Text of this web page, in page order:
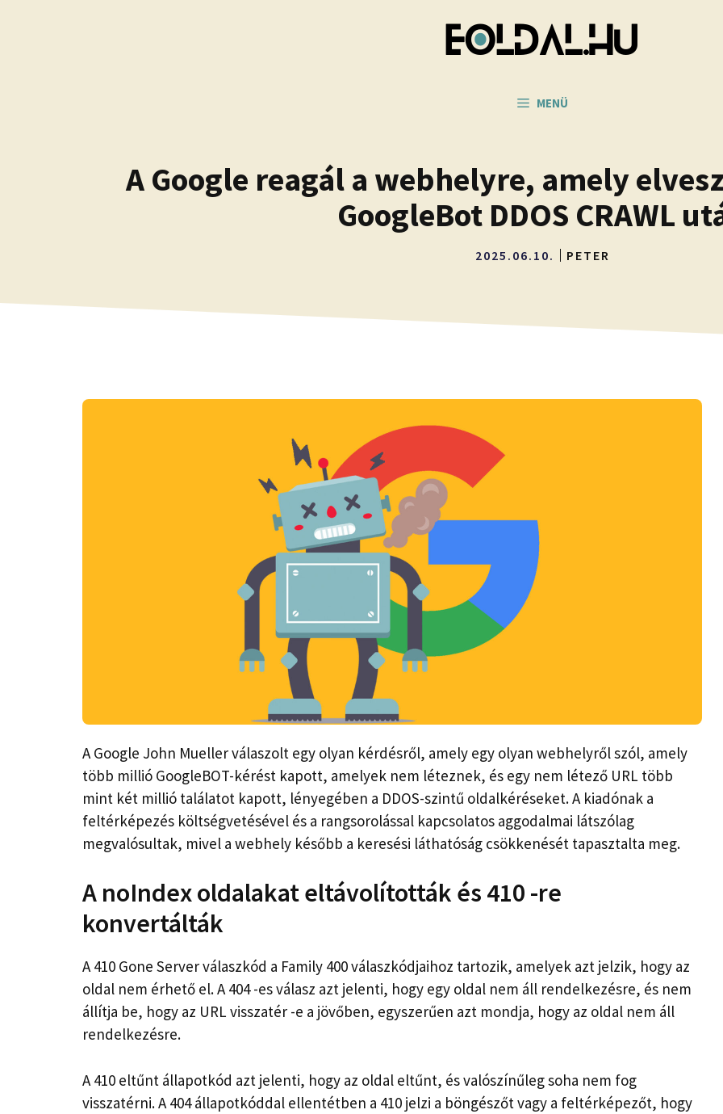
MENÜ
A Google reagál a webhelyre, amely
GoogleBot DDOS CRAWL
2025.06.10. PETER
A Google John Mueller válaszolt egy olyan kérdésről, amely egy olyan webhelyről szól, amely
több millió GoogleBOT-kérést kapott, amelyek nem léteznek, és egy nem létező URL több
mint két millió találatot kapott, lényegében a DDOS-szintű oldalkéréseket. A kiadónak a
feltérképezés költségvetésével és a rangsorolással kapcsolatos aggodalmai látszólag
megvalósultak, mivel a webhely később a keresési láthatóság csökkenését tapasztalta meg.
A noIndex oldalakat eltávolították és 410 -re
konvertálták
A 410 Gone Server válaszkód a Family 400 válaszkódjaihoz tartozik, amelyek azt jelzik, hogy az
oldal nem érhető el. A 404 -es válasz azt jelenti, hogy egy oldal nem áll rendelkezésre, és nem
állítja be, hogy az URL visszatér -e a jövőben, egyszerűen azt mondja, hogy az oldal nem áll
rendelkezésre.
A 410 eltűnt állapotkód azt jelenti, hogy az oldal eltűnt, és valószínűleg soha nem fog
visszatérni. A 404 állapotkóddal ellentétben a 410 jelzi a böngészőt vagy a feltérképezőt, hogy